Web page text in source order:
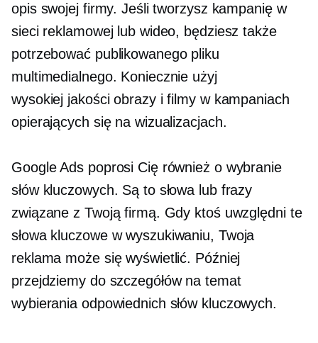
opis swojej firmy. Jeśli tworzysz kampanię w
sieci reklamowej lub wideo, będziesz także
potrzebować publikowanego pliku
multimedialnego. Koniecznie użyj
wysokiej jakościobrazy i filmy w kampaniach
opierających się na wizualizacjach.
Google Ads poprosi Cię również o wybranie
słów kluczowych. Są to słowa lub frazy
związane z Twoją firmą. Gdy ktoś uwzględni te
słowa kluczowe w wyszukiwaniu, Twoja
reklama może się wyświetlić. Później
przejdziemy do szczegółów na temat
wybierania odpowiednich słów kluczowych.